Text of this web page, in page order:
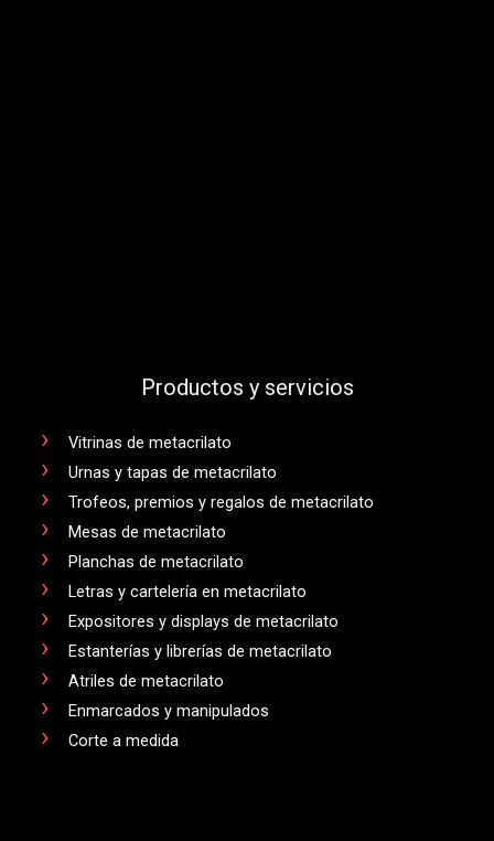
Productos y servicios
Vitrinas de metacrilato
Urnas y tapas de metacrilato
Trofeos, premios y regalos de metacrilato
Mesas de metacrilato
Planchas de metacrilato
Letras y cartelería en metacrilato
Expositores y displays de metacrilato
Estanterías y librerías de metacrilato
Atriles de metacrilato
Enmarcados y manipulados
Corte a medida